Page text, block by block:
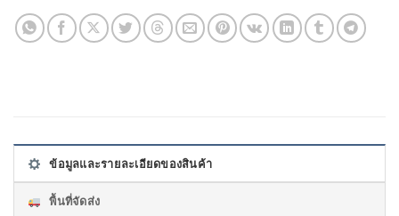
ข้อมูลและรายละเอียดของสินค้า
พื้นที่จัดส่ง